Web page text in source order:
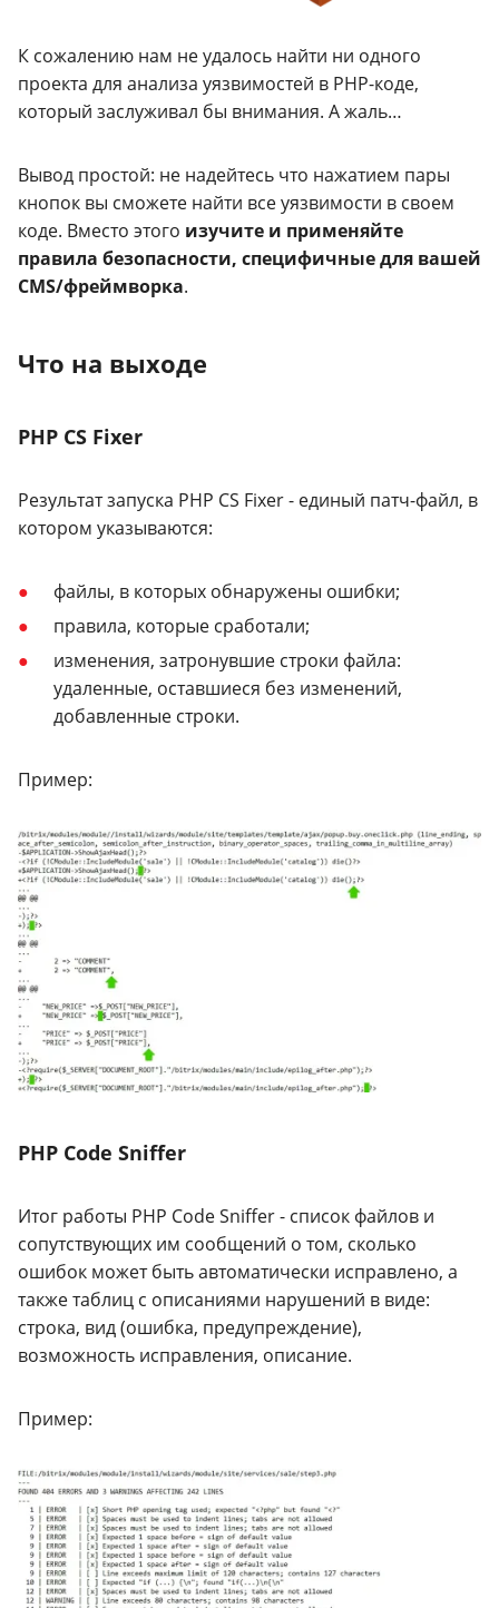
К сожалению нам не удалось найти ни одного
проекта для анализа уязвимостей в PHP-коде,
который заслуживал бы внимания. А жаль…
Вывод простой: не надейтесь что нажатием пары
кнопок вы сможете найти все уязвимости в своем
коде. Вместо этого изучите и применяйте
правила безопасности, специфичные для вашей
CMS/фреймворка.
Что на выходе
PHP CS Fixer
Результат запуска PHP CS Fixer - единый патч-файл, в
котором указываются:
файлы, в которых обнаружены ошибки;
правила, которые сработали;
изменения, затронувшие строки файла:
удаленные, оставшиеся без изменений,
добавленные строки.
Пример:
PHP Code Sniffer
Итог работы PHP Code Sniffer - список файлов и
сопутствующих им сообщений о том, сколько
ошибок может быть автоматически исправлено, а
также таблиц с описаниями нарушений в виде:
строка, вид (ошибка, предупреждение),
возможность исправления, описание.
Пример: